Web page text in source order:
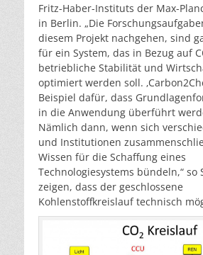
Fritz-Haber-Instituts der Max-
in Berlin. „Die
diesem Projekt nachgehen, sind
für ein System, das in Bezug auf
betriebliche Stabilität und
optimiert werden soll.
Beispiel dafür, dass
in die Anwendung überführt
Nämlich dann, wenn sich
und Institutionen
Wissen für die Schaffung eines
Technologiesystems bündeln,“ so
zeigen, dass der geschlossene
Kohlenstoffkreislauf technisch